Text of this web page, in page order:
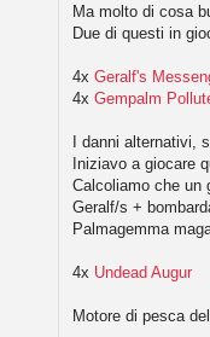
Ma molto di cosa
Due di questi in
4xGeralf's
4xGempalm
I danni alternativi,
Iniziavo a giocare
Calcoliamo che un
Geralf/s +
Palmagemma
4x Undead Augur
Motore di pesca